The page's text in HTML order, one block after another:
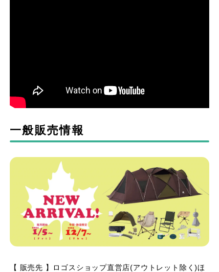
一般販売情報
【 販売先 】ロゴスショップ直営店(アウトレット除く)ほ